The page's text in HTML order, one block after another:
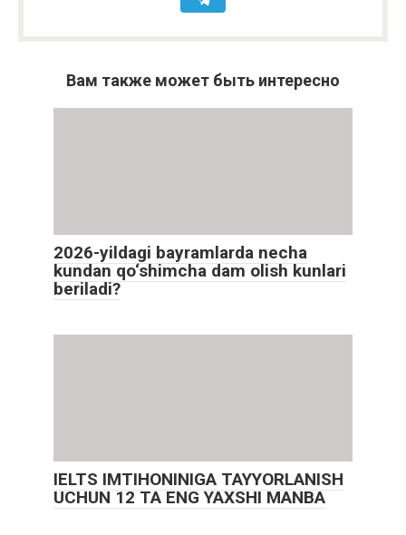
Вам также может быть интересно
2026-yildagi bayramlarda necha
kundan qo‘shimcha dam olish kunlari
beriladi?
IELTS IMTIHONINIGA TAYYORLANISH
UCHUN 12 TA ENG YAXSHI MANBA